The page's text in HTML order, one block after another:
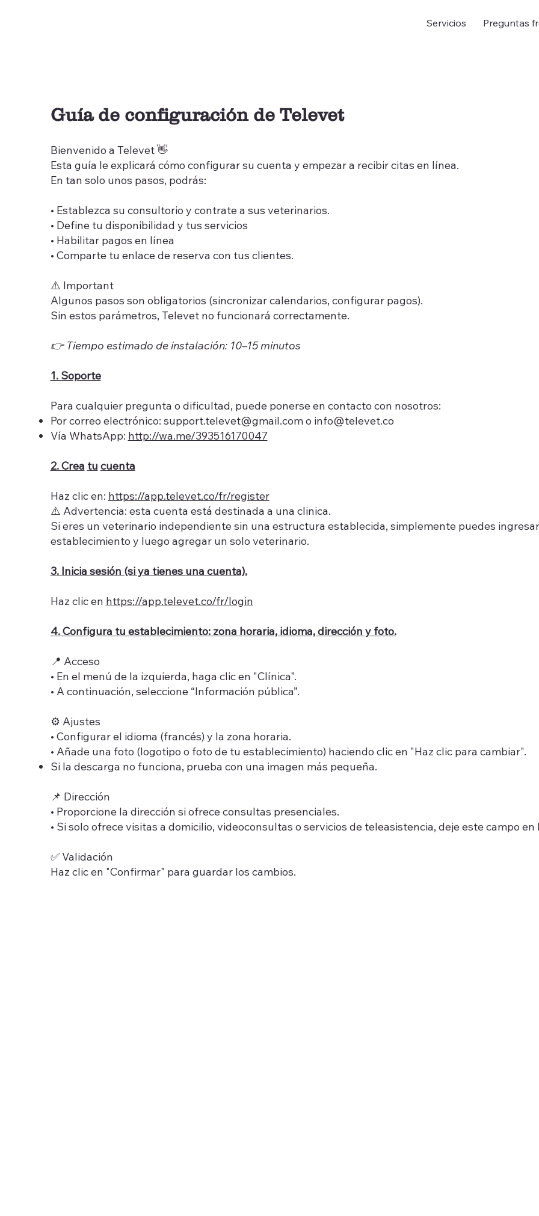
Servicios Preguntas
Guía de configuración de Televet
Bienvenido a Televet 👋
Esta guía le explicará cómo configurar su cuenta y empezar a recibir citas en línea.
En tan solo unos pasos, podrás:
• Establezca su consultorio y contrate a sus veterinarios.
• Define tu disponibilidad y tus servicios
• Habilitar pagos en línea
• Comparte tu enlace de reserva con tus clientes.
⚠️ Important
Algunos pasos son obligatorios (sincronizar calendarios, configurar pagos).
Sin estos parámetros, Televet no funcionará correctamente.
👉 Tiempo estimado de instalación: 10–15 minutos
1. Soporte
Para cualquier pregunta o dificultad, puede ponerse en contacto con nosotros:
Por correo electrónico: support.televet@gmail.como info@televet.co
Vía WhatsApp: http://wa.me/393516170047
2. Crea tu cuenta
Haz clic en: https://app.televet.co/fr/register
⚠️ Advertencia: esta cuenta está destinada a una clinica.
Si eres un veterinario independiente sin una estructura establecida, simplemente puedes
establecimiento y luego agregar un solo veterinario.
3. Inicia sesión (si ya tienes una cuenta).
Haz clic en https://app.televet.co/fr/login
4. Configura tu establecimiento: zona horaria, idioma, dirección y foto.
📍 Acceso
• En el menú de la izquierda, haga clic en "Clínica".
• A continuación, seleccione “Información pública”.
⚙️ Ajustes
• Configurar el idioma (francés) y la zona horaria.
• Añade una foto (logotipo o foto de tu establecimiento) haciendo clic en "Haz clic para cambiar".
Si la descarga no funciona, prueba con una imagen más pequeña.
📌 Dirección
• Proporcione la dirección si ofrece consultas presenciales.
• Si solo ofrece visitas a domicilio, videoconsultas o servicios de teleasistencia, deje este campo en
✅ Validación
Haz clic en "Confirmar" para guardar los cambios.